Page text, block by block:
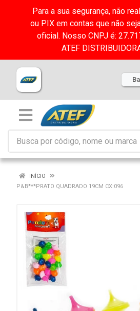
Para a sua segurança, não
ou PIX em contas que não
oficial. Nosso CNPJ é:
ATEF
INÍCIO
P&B***PRATO QUADRADO 19CM CX:096